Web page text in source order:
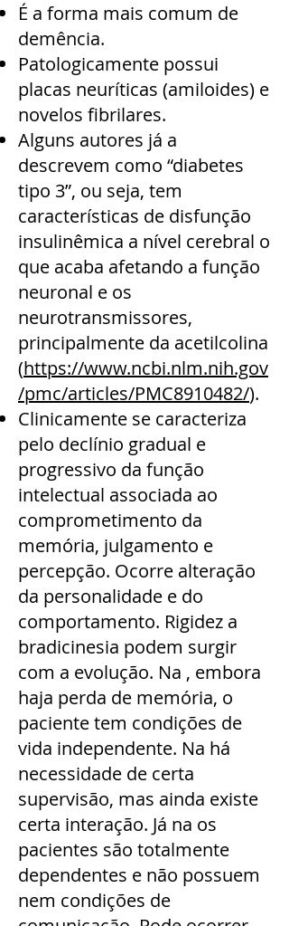
É a forma mais comum de
demência.
Patologicamente possui
placas neuríticas (amiloides) e
novelos fibrilares.
Alguns autores já a
descrevem como “diabetes
tipo 3”, ou seja, tem
características de disfunção
insulinêmica a nível cerebral o
que acaba afetando a função
neuronal e os
neurotransmissores,
principalmente da acetilcolina
(https://www.ncbi.nlm.nih.gov
/pmc/articles/PMC8910482/).
Clinicamente se caracteriza
pelo declínio gradual e
progressivo da função
intelectual associada ao
comprometimento da
memória, julgamento e
percepção. Ocorre alteração
da personalidade e do
comportamento. Rigidez a
bradicinesia podem surgir
com a evolução. Na , embora
haja perda de memória, o
paciente tem condições de
vida independente. Na há
necessidade de certa
supervisão, mas ainda existe
certa interação. Já na os
pacientes são totalmente
dependentes e não possuem
nem condições de